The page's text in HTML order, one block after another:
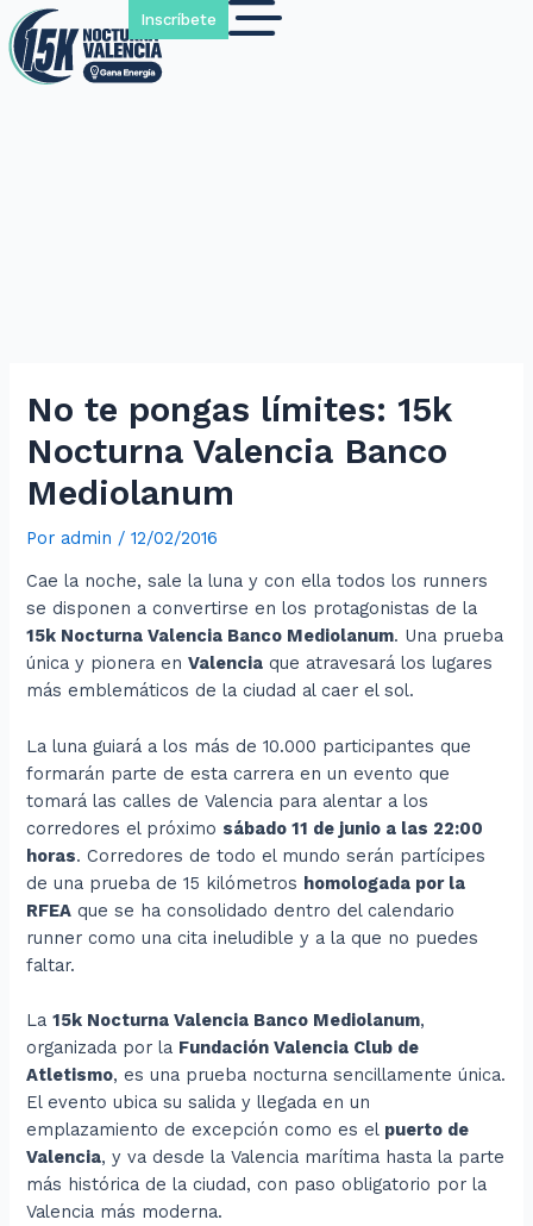
Inscríbete
No te pongas límites: 15k
Nocturna Valencia Banco
Mediolanum
Por admin /12/02/2016
Cae la noche, sale la luna y con ella todos los runners
se disponen a convertirse en los protagonistas de la
15k Nocturna Valencia Banco Mediolanum. Una prueba
única y pionera enValencia que atravesará los lugares
más emblemáticos de la ciudad al caer el sol.
La luna guiará a los más de 10.000 participantes que
formarán parte de esta carrera en un evento que
tomará las calles de Valencia para alentar a los
corredores el próximo sábado 11 de junio a las 22:00
horas. Corredores de todo el mundo serán partícipes
de una prueba de 15 kilómetros homologada por la
RFEA que se ha consolidado dentro del calendario
runner como una cita ineludible y a la que no puedes
faltar.
La15k Nocturna Valencia Banco Mediolanum,
organizada por la Fundación Valencia Club de
Atletismo, es una prueba nocturna sencillamente única.
El evento ubica su salida y llegada en un
emplazamiento de excepción como es el puerto de
Valencia, y va desde la Valencia marítima hasta la parte
más histórica de la ciudad, con paso obligatorio por la
Valencia más moderna.